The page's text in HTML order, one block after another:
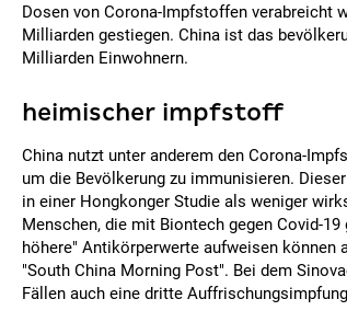
Dosen von Corona-Impfstoffen verabreicht
Milliarden gestiegen. China ist das
Milliarden Einwohnern.
heimischer impfstoff
China nutzt unter anderem den Corona-
um die Bevölkerung zu immunisieren.
in einer Hongkonger Studie als weniger
Menschen, die mit Biontech gegen Covid-
höhere" Antikörperwerte aufweisen können
"South China Morning Post". Bei dem
Fällen auch eine dritte